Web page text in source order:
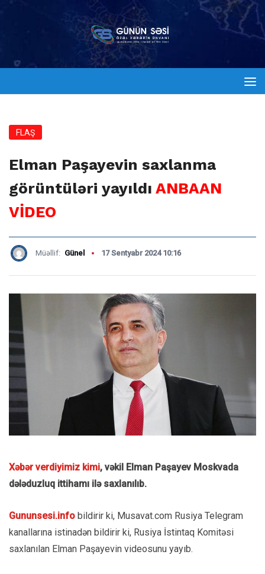
FLAŞ
Elman Paşayevin saxlanma
görüntüləri yayıldı ANBAAN
VİDEO
Müəllif: Günel 17 Sentyabr 2024 10:16
Xəbər verdiyimiz kimi, vəkil Elman Paşayev Moskvada
dələduzluq ittihamı ilə saxlanılıb.
Gununsesi.info bildirir ki, Musavat.com Rusiya Telegram
kanallarına istinadən bildirir ki, Rusiya İstintaq Komitəsi
saxlanılan Elman Paşayevin videosunu yayıb.